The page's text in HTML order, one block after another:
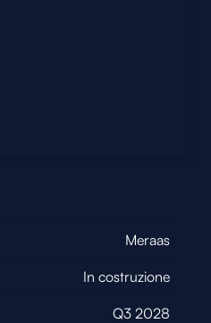
Meraas
In costruzione
Q3 2028